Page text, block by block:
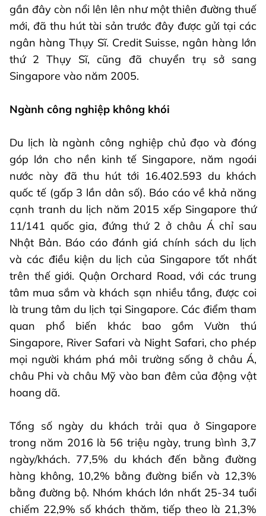
gần đây còn nổi lên lên như một thiên đường thuế
mới, đã thu hút tài sản trước đây được gửi tại các
ngân hàng Thụy Sĩ. Credit Suisse, ngân hàng lớn
thứ 2 Thụy Sĩ, cũng đã chuyển trụ sở sang
Singapore vào năm 2005.
Ngành công nghiệp không khói
Du lịch là ngành công nghiệp chủ đạo và đóng
góp lớn cho nền kinh tế Singapore, năm ngoái
nước này đã thu hút tới 16.402.593 du khách
quốc tế (gấp 3 lần dân số). Báo cáo về khả năng
cạnh tranh du lịch năm 2015 xếp Singapore thứ
11/141 quốc gia, đứng thứ 2 ở châu Á chỉ sau
Nhật Bản. Báo cáo đánh giá chính sách du lịch
và các điều kiện du lịch của Singapore tốt nhất
trên thế giới. Quận Orchard Road, với các trung
tâm mua sắm và khách sạn nhiều tầng, được coi
là trung tâm du lịch tại Singapore. Các điểm tham
quan phổ biến khác bao gồm Vườn thú
Singapore, River Safari và Night Safari, cho phép
mọi người khám phá môi trường sống ở châu Á,
châu Phi và châu Mỹ vào ban đêm của động vật
hoang dã.
Tổng số ngày du khách trải qua ở Singapore
trong năm 2016 là 56 triệu ngày, trung bình 3,7
ngày/khách. 77,5% du khách đến bằng đường
hàng không, 10,2% bằng đường biển và 12,3%
bằng đường bộ. Nhóm khách lớn nhất 25-34 tuổi
chiếm 22,9% số khách thăm, tiếp theo là 21,3%